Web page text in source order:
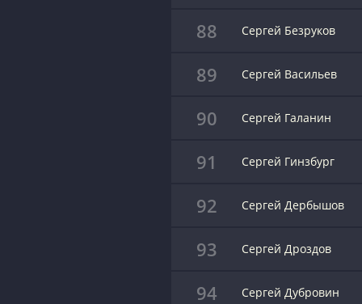
88 Сергей Безруков
89 Сергей Васильев
90 Сергей Галанин
91 Сергей Гинзбург
92 Сергей Дербышов
93 Сергей Дроздов
94 Сергей Дубровин